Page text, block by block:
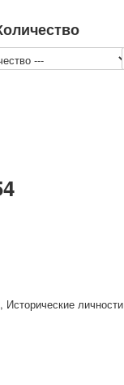
Исторические личности